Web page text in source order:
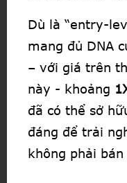
Dù là “entry-
mang đủ DNA
– với giá trên
này - khoảng
đã có thể sở
đáng để trải
không phải